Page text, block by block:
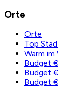
Orte
Orte
Top
Warm
Budget
Budget
Budget